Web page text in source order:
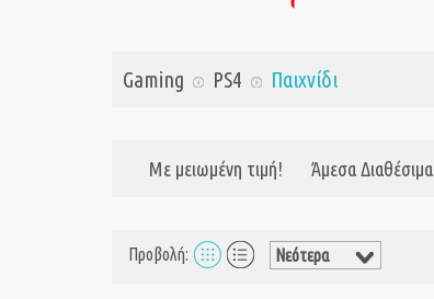
Gaming PS4 Παιχνίδι
Με μειωμένη τιμή! Άμεσα Διαθέσιμα
Προβολή: